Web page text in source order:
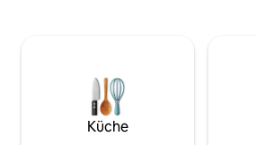
Hof verfügt über einen Grilldach, eine
Außensauna, eine Ankleidekabine, viel,
einen natürlichen Teich und eine
Öffnung im Winter. Multipliziere die
Küche